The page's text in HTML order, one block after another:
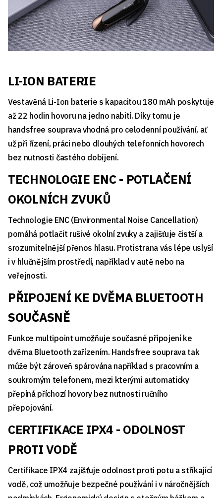
LI-ION BATERIE
Vestavěná Li-Ion baterie s kapacitou 180 mAh poskytuje
až 22 hodin hovoru na jedno nabití. Díky tomu je
handsfree souprava vhodná pro celodenní používání, ať
už při řízení, práci nebo dlouhých telefonních hovorech
bez nutnosti častého dobíjení.
TECHNOLOGIE ENC - POTLAČENÍ
OKOLNÍCH ZVUKŮ
Technologie ENC (Environmental Noise Cancellation)
pomáhá potlačit rušivé okolní zvuky a zajišťuje čistší a
srozumitelnější přenos hlasu. Protistrana vás lépe uslyší
i v hlučnějším prostředí, například v autě nebo na
veřejnosti.
PŘIPOJENÍ KE DVĚMA BLUETOOTH
SOUČASNĚ
Funkce multipoint umožňuje současné připojení ke
dvěma Bluetooth zařízením. Handsfree souprava tak
může být zároveň spárována například s pracovním a
soukromým telefonem, mezi kterými automaticky
přepíná příchozí hovory bez nutnosti ručního
přepojování.
CERTIFIKACE IPX4 - ODOLNOST
PROTI VODĚ
Certifikace IPX4 zajišťuje odolnost proti potu a stříkající
vodě, což umožňuje bezpečné používání i v náročnějších